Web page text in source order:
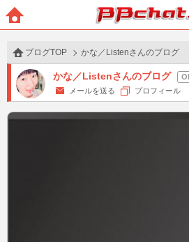
BBchatTV
ブログTOP かな／Listenさんのブログ
かな／Listenさんのブログ
メールを送る
プロフィール